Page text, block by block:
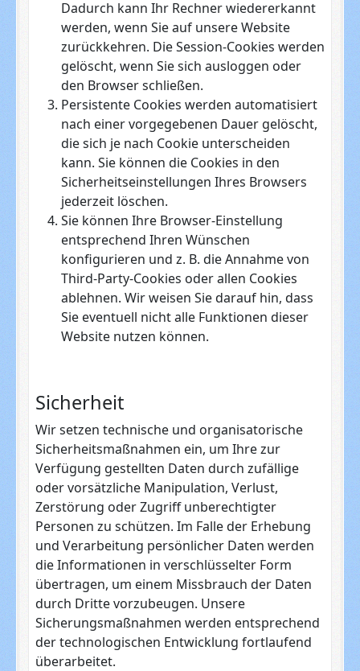
Dadurch kann Ihr Rechner wiedererkannt
werden, wenn Sie auf unsere Website
zurückkehren. Die Session-Cookies werden
gelöscht, wenn Sie sich ausloggen oder
den Browser schließen.
Persistente Cookies werden automatisiert
nach einer vorgegebenen Dauer gelöscht,
die sich je nach Cookie unterscheiden
kann. Sie können die Cookies in den
Sicherheitseinstellungen Ihres Browsers
jederzeit löschen.
Sie können Ihre Browser-Einstellung
entsprechend Ihren Wünschen
konfigurieren und z. B. die Annahme von
Third-Party-Cookies oder allen Cookies
ablehnen. Wir weisen Sie darauf hin, dass
Sie eventuell nicht alle Funktionen dieser
Website nutzen können.
Sicherheit
Wir setzen technische und organisatorische
Sicherheitsmaßnahmen ein, um Ihre zur
Verfügung gestellten Daten durch zufällige
oder vorsätzliche Manipulation, Verlust,
Zerstörung oder Zugriff unberechtigter
Personen zu schützen. Im Falle der Erhebung
und Verarbeitung persönlicher Daten werden
die Informationen in verschlüsselter Form
übertragen, um einem Missbrauch der Daten
durch Dritte vorzubeugen. Unsere
Sicherungsmaßnahmen werden entsprechend
der technologischen Entwicklung fortlaufend
überarbeitet.